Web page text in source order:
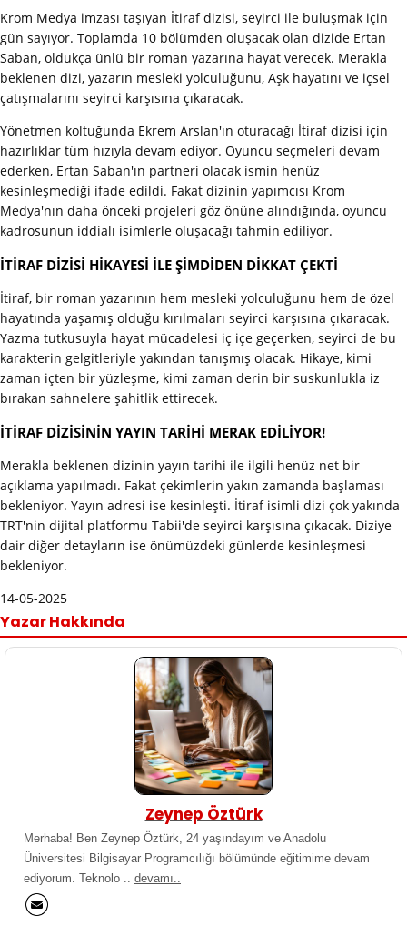
Krom Medya imzası taşıyan İtiraf dizisi, seyirci ile buluşmak için
gün sayıyor. Toplamda 10 bölümden oluşacak olan dizide Ertan
Saban, oldukça ünlü bir roman yazarına hayat verecek. Merakla
beklenen dizi, yazarın mesleki yolculuğunu, Aşk hayatını ve içsel
çatışmalarını seyirci karşısına çıkaracak.
Yönetmen koltuğunda Ekrem Arslan'ın oturacağı İtiraf dizisi için
hazırlıklar tüm hızıyla devam ediyor. Oyuncu seçmeleri devam
ederken, Ertan Saban'ın partneri olacak ismin henüz
kesinleşmediği ifade edildi. Fakat dizinin yapımcısı Krom
Medya'nın daha önceki projeleri göz önüne alındığında, oyuncu
kadrosunun iddialı isimlerle oluşacağı tahmin ediliyor.
İTİRAF DİZİSİ HİKAYESİ İLE ŞİMDİDEN DİKKAT ÇEKTİ
İtiraf, bir roman yazarının hem mesleki yolculuğunu hem de özel
hayatında yaşamış olduğu kırılmaları seyirci karşısına çıkaracak.
Yazma tutkusuyla hayat mücadelesi iç içe geçerken, seyirci de bu
karakterin gelgitleriyle yakından tanışmış olacak. Hikaye, kimi
zaman içten bir yüzleşme, kimi zaman derin bir suskunlukla iz
bırakan sahnelere şahitlik ettirecek.
İTİRAF DİZİSİNİN YAYIN TARİHİ MERAK EDİLİYOR!
Merakla beklenen dizinin yayın tarihi ile ilgili henüz net bir
açıklama yapılmadı. Fakat çekimlerin yakın zamanda başlaması
bekleniyor. Yayın adresi ise kesinleşti. İtiraf isimli dizi çok yakında
TRT'nin dijital platformu Tabii'de seyirci karşısına çıkacak. Diziye
dair diğer detayların ise önümüzdeki günlerde kesinleşmesi
bekleniyor.
14-05-2025
Yazar Hakkında
Zeynep Öztürk
Merhaba! Ben Zeynep Öztürk, 24 yaşındayım ve Anadolu
Üniversitesi Bilgisayar Programcılığı bölümünde eğitimime devam
ediyorum. Teknolo .. devamı..